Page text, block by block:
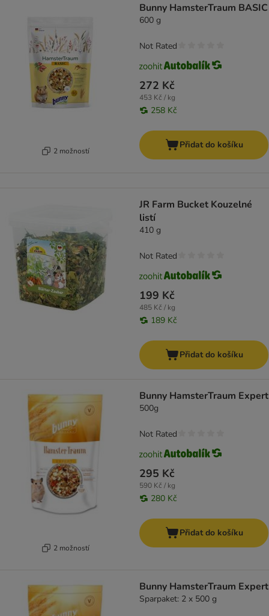
2 možností
Bunny HamsterTraum BASIC
600 g
272 Kč
453 Kč / kg
258 Kč
Not Rated
Přidat do košíku
JR Farm Bucket Kouzelné
listí
410 g
199 Kč
485 Kč / kg
189 Kč
Not Rated
Přidat do košíku
2 možností
Bunny HamsterTraum Expert
500g
295 Kč
590 Kč / kg
280 Kč
Not Rated
Přidat do košíku
Bunny HamsterTraum Expert
Sparpaket: 2 x 500 g